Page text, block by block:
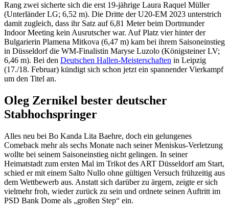
Rang zwei sicherte sich die erst 19-jährige Laura Raquel Müller
(Unterländer LG; 6,52 m). Die Dritte der U20-EM 2023 unterstrich
damit zugleich, dass ihr Satz auf 6,81 Meter beim Dortmunder
Indoor Meeting kein Ausrutscher war. Auf Platz vier hinter der
Bulgarierin Plamena Mitkova (6,47 m) kam bei ihrem Saisoneinstieg
in Düsseldorf die WM-Finalistin Maryse Luzolo (Königsteiner LV;
6,46 m). Bei den Deutschen Hallen-Meisterschaften in Leipzig
(17./18. Februar) kündigt sich schon jetzt ein spannender Vierkampf
um den Titel an.
Oleg Zernikel bester deutscher
Stabhochspringer
Alles neu bei Bo Kanda Lita Baehre, doch ein gelungenes
Comeback mehr als sechs Monate nach seiner Meniskus-Verletzung
wollte bei seinem Saisoneinstieg nicht gelingen. In seiner
Heimatstadt zum ersten Mal im Trikot des ART Düsseldorf am Start,
schied er mit einem Salto Nullo ohne gültigen Versuch frühzeitig aus
dem Wettbewerb aus. Anstatt sich darüber zu ärgern, zeigte er sich
vielmehr froh, wieder zurück zu sein und ordnete seinen Auftritt im
PSD Bank Dome als „großen Step“ ein.